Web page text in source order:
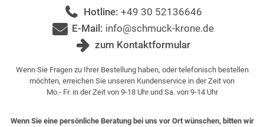
Hotline: +49 30 52136646
E-Mail: info@schmuck-krone.de
zum Kontaktformular
Wenn Sie Fragen zu Ihrer Bestellung haben, oder telefonisch bestellen
möchten, erreichen Sie unseren Kundenservice in der Zeit von
Mo.- Fr. in der Zeit von 9-18 Uhr und Sa. von 9-14 Uhr
Wenn Sie eine persönliche Beratung bei uns vor Ort wünschen, bitten wir